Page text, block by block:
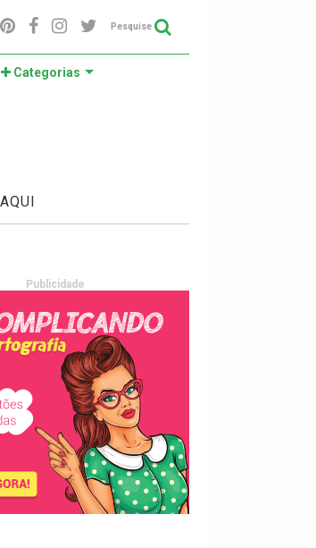
Pesquise
Categorias
Publicidade